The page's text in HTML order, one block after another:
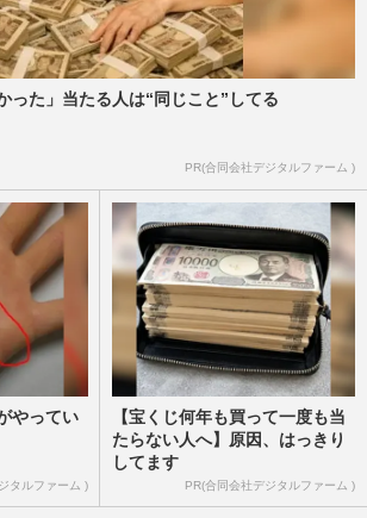
った」当たる人は“同じこと”してる
PR(合同会社デジタルファーム )
やってい
タルファーム )
【宝くじ何年も買って一度も当
たらない人へ】原因、はっきり
してます
PR(合同会社デジタルファーム )